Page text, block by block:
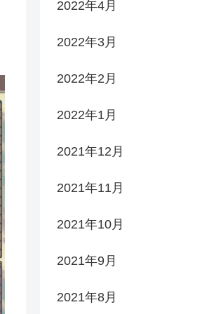
2022年4月
2022年3月
2022年2月
2022年1月
2021年12月
2021年11月
2021年10月
2021年9月
2021年8月